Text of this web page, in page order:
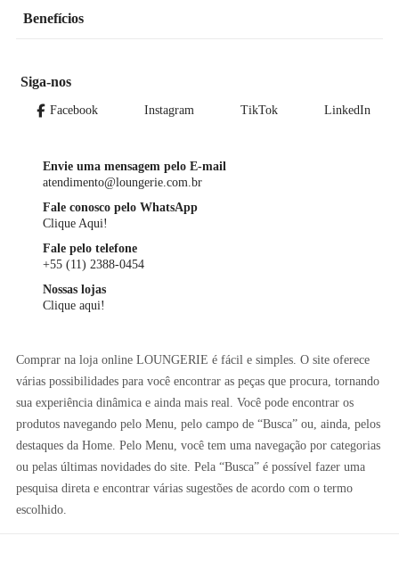
Benefícios
Siga-nos
Facebook Instagram TikTok LinkedIn
Envie uma mensagem pelo E-mail
atendimento@loungerie.com.br
Fale conosco pelo WhatsApp
Clique Aqui!
Fale pelo telefone
+55 (11) 2388-0454
Nossas lojas
Clique aqui!
Comprar na loja online LOUNGERIE é fácil e simples. O site oferece
várias possibilidades para você encontrar as peças que procura, tornando
sua experiência dinâmica e ainda mais real. Você pode encontrar os
produtos navegando pelo Menu, pelo campo de “Busca” ou, ainda, pelos
destaques da Home. Pelo Menu, você tem uma navegação por categorias
ou pelas últimas novidades do site. Pela “Busca” é possível fazer uma
pesquisa direta e encontrar várias sugestões de acordo com o termo
escolhido.